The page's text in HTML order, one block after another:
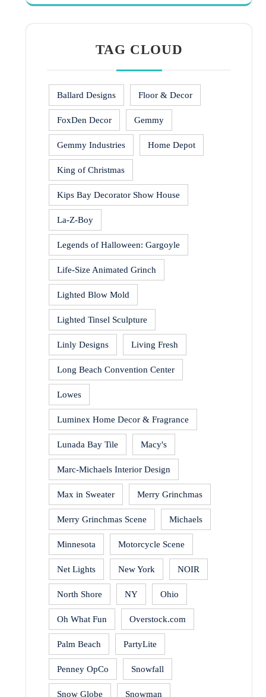
TAG CLOUD
Ballard Designs Floor & Decor
FoxDen Decor Gemmy
Gemmy Industries Home Depot
King of Christmas
Kips Bay Decorator Show House
La-Z-Boy
Legends of Halloween: Gargoyle
Life-Size Animated Grinch
Lighted Blow Mold
Lighted Tinsel Sculpture
Linly Designs Living Fresh
Long Beach Convention Center
Lowes
Luminex Home Decor & Fragrance
Lunada Bay Tile Macy's
Marc-Michaels Interior Design
Max in Sweater Merry Grinchmas
Merry Grinchmas Scene Michaels
Minnesota Motorcycle Scene
Net Lights New York NOIR
North Shore NY Ohio
Oh What Fun Overstock.com
Palm Beach PartyLite
Penney OpCo Snowfall
Snow Globe Snowman